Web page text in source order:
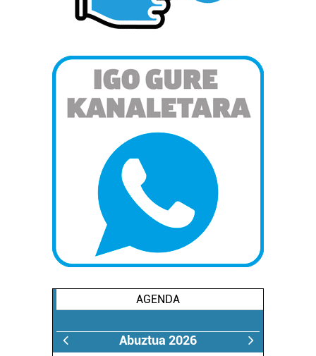
AGENDA
Abuztua 2026